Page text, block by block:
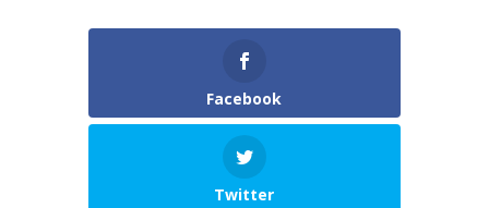
Facebook
Twitter